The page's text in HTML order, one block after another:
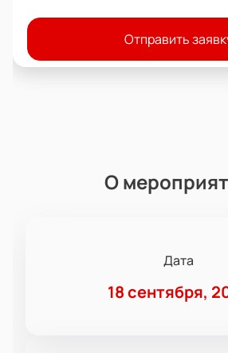
Отправить
О
Дата
18 сентября,